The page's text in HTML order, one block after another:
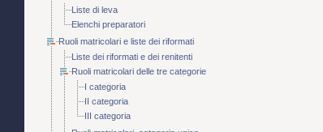
Liste di leva
Elenchi preparatori
Ruoli matricolari e liste dei riformati
Liste dei riformati e dei renitenti
Ruoli matricolari delle tre categorie
I categoria
II categoria
III categoria